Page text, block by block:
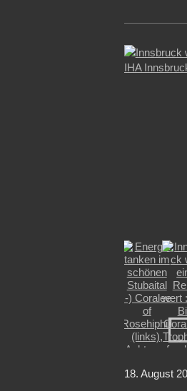
18.